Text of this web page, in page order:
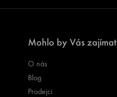
Mohlo by Vás zajímat
O nás
Blog
Prodejci